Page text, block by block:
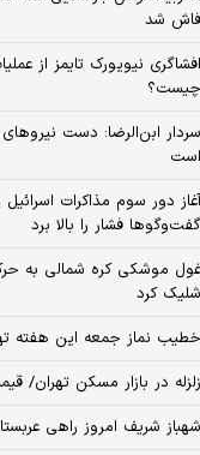
فاش شد
افشاگری نیویورک تایمز از
چیست؟
سردار ابن‌الرضا: دست
است
آغاز دور سوم مذاکرات
گفت‌وگوها فشار را بالا برد
غول موشکی کره شمالی به
شلیک کرد
خطیب نماز جمعه این
زلزله در بازار مسکن تهران/ قیمت‌ها ۲ برابر شد، خریدار
شهباز شریف امروز راهی